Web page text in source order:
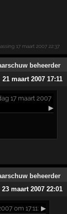
17 maart 2007 22:37
21 maart 2007 17:11
17 maart 2007
▶
23 maart 2007 22:01
om 17:11: ▶